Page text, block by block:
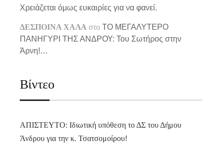
Χρειάζεται όμως ευκαιρίες για να φανεί.
ΔΕΣΠΟΙΝΑ ΧΑΛΑ στο ΤΟ ΜΕΓΑΛΥΤΕΡΟ
ΠΑΝΗΓΥΡΙ ΤΗΣ ΑΝΔΡΟΥ: Του Σωτήρος στην
Άρνη!…
Βίντεο
ΑΠΙΣΤΕΥΤΟ: Ιδιωτική υπόθεση το ΔΣ του Δήμου
Άνδρου για την κ. Τσατσομοίρου!